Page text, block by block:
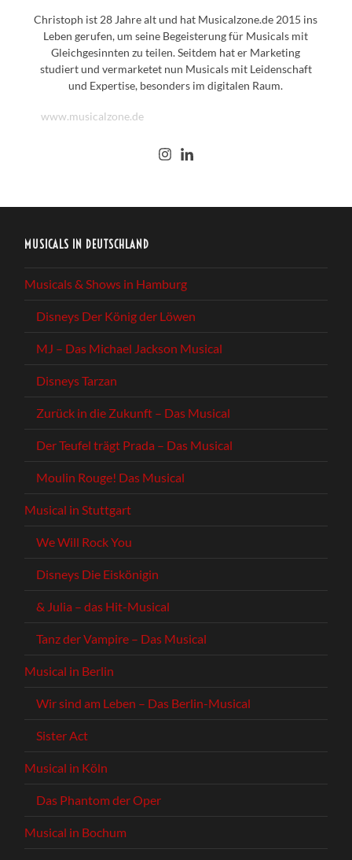
Christoph ist 28 Jahre alt und hat Musicalzone.de 2015 ins
Leben gerufen, um seine Begeisterung für Musicals mit
Gleichgesinnten zu teilen. Seitdem hat er Marketing
studiert und vermarketet nun Musicals mit Leidenschaft
und Expertise, besonders im digitalen Raum.
www.musicalzone.de
MUSICALS IN DEUTSCHLAND
Musicals & Shows in Hamburg
Disneys Der König der Löwen
MJ – Das Michael Jackson Musical
Disneys Tarzan
Zurück in die Zukunft – Das Musical
Der Teufel trägt Prada – Das Musical
Moulin Rouge! Das Musical
Musical in Stuttgart
We Will Rock You
Disneys Die Eiskönigin
& Julia – das Hit-Musical
Tanz der Vampire – Das Musical
Musical in Berlin
Wir sind am Leben – Das Berlin-Musical
Sister Act
Musical in Köln
Das Phantom der Oper
Musical in Bochum